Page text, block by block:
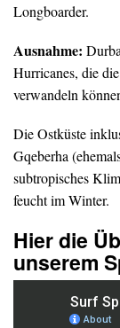
Longboarder.
Ausnahme:
Hurricanes, die
verwandeln
Die Ostküste
Gqeberha
subtropisches
feucht im Winter.
Hier die
unserem